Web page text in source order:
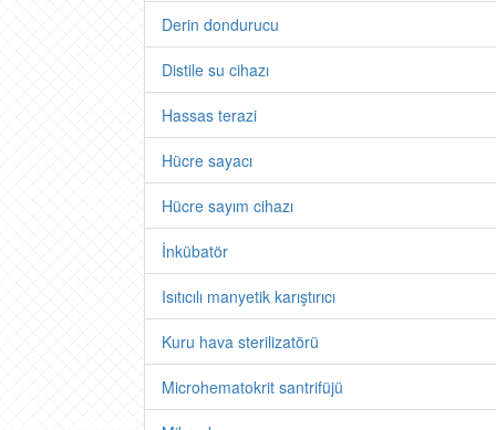
Derin dondurucu
Distile su cihazı
Hassas terazi
Hücre sayacı
Hücre sayım cihazı
İnkübatör
Isıtıcılı manyetik karıştırıcı
Kuru hava sterilizatörü
Microhematokrit santrifüjü